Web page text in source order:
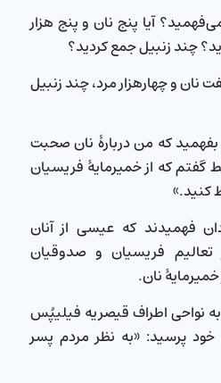
آیا پنج نان و پنج هزار
چند زنبیل جمع كردید؟
هفت نان و چهارهزار مرد، چند زنبیل
بفهمید كه من دربارهٔ نان صحبت
كه از خمیرمایهٔ فریسیان
كنید.»
فهمیدند كه عیسی از آنان
تعالیم فریسیان و صدوقیان
خمیرمایهٔ نان.
به نواحی اطراف قیصریه فیلیپُس
خود پرسید: «به نظر مردم پسر